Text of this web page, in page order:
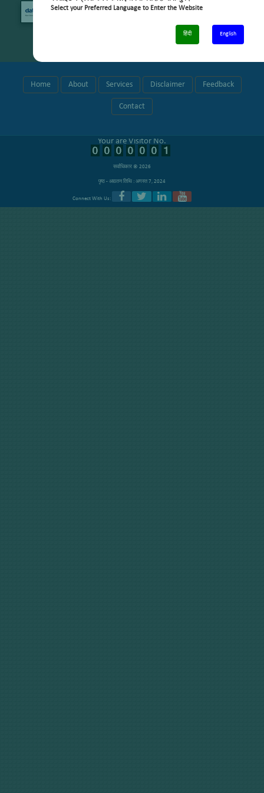
Select your Preferred Language to Enter the Website
हिंदी English
Home About Services Disclaimer Feedback
Contact
Your are Visitor No.
सर्वाधिकार © 2026
पृष्ठ - अद्यतन तिथि : अगस्त 7, 2024
Connect With Us: